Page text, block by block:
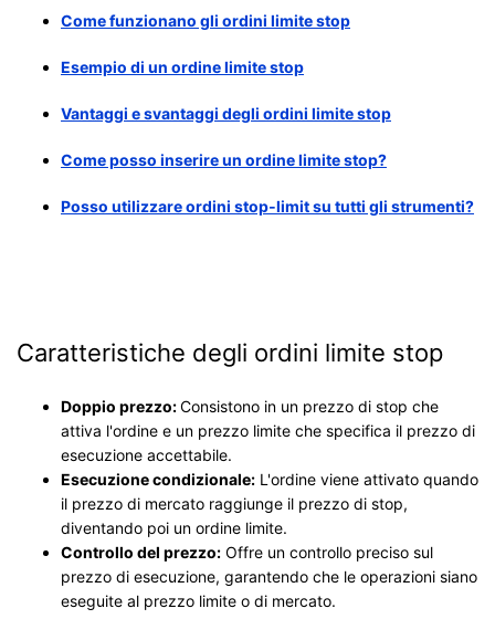
Come funzionano gli ordini limite stop
Esempio di un ordine limite stop
Vantaggi e svantaggi degli ordini limite stop
Come posso inserire un ordine limite stop?
Posso utilizzare ordini stop‑limit su tutti gli strumenti?
Caratteristiche degli ordini limite stop
Doppio prezzo:Consistono in un prezzo di stop che
attiva l'ordine e un prezzo limite che specifica il prezzo di
esecuzione accettabile.
Esecuzione condizionale: L'ordine viene attivato quando
il prezzo di mercato raggiunge il prezzo di stop,
diventando poi un ordine limite.
Controllo del prezzo: Offre un controllo preciso sul
prezzo di esecuzione, garantendo che le operazioni siano
eseguite al prezzo limite o di mercato.